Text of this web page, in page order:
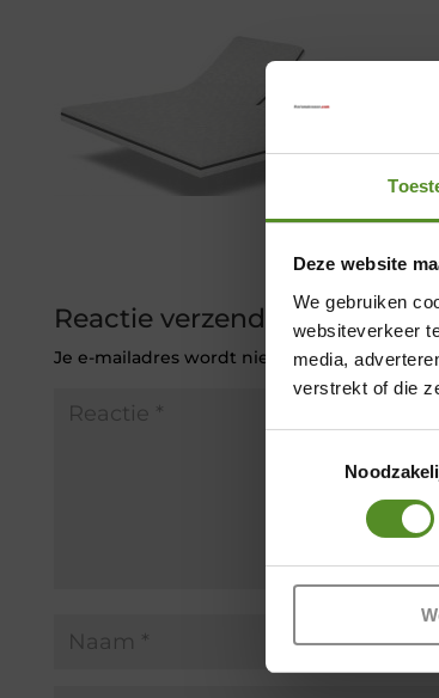
Deze website
We gebruiken
websiteverkeer
media,
verstrekt of die
Reactie verzenden
Je e-mailadres wordt niet gepubliceerd.